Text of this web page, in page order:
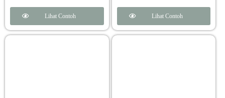
Lihat Contoh Lihat Contoh